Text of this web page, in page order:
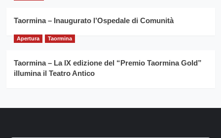
Taormina – Inaugurato l’Ospedale di Comunità
Apertura Taormina
Taormina – La IX edizione del “Premio Taormina Gold”
illumina il Teatro Antico